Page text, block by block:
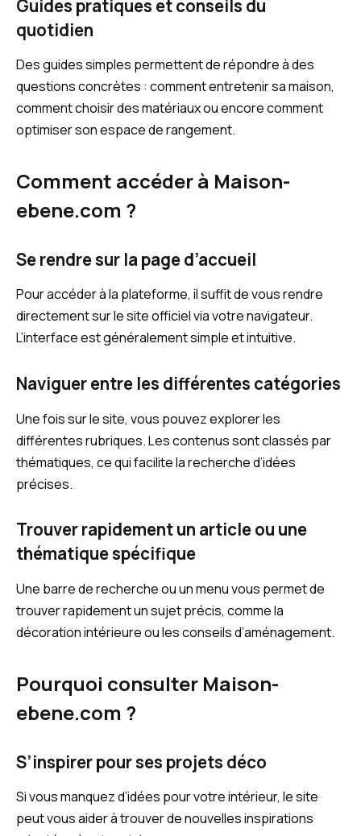
Guides pratiques et conseils du
quotidien
Des guides simples permettent de répondre à des
questions concrètes : comment entretenir sa maison,
comment choisir des matériaux ou encore comment
optimiser son espace de rangement.
Comment accéder à Maison-
ebene.com ?
Se rendre sur la page d’accueil
Pour accéder à la plateforme, il suffit de vous rendre
directement sur le site officiel via votre navigateur.
L’interface est généralement simple et intuitive.
Naviguer entre les différentes catégories
Une fois sur le site, vous pouvez explorer les
différentes rubriques. Les contenus sont classés par
thématiques, ce qui facilite la recherche d’idées
précises.
Trouver rapidement un article ou une
thématique spécifique
Une barre de recherche ou un menu vous permet de
trouver rapidement un sujet précis, comme la
décoration intérieure ou les conseils d’aménagement.
Pourquoi consulter Maison-
ebene.com ?
S’inspirer pour ses projets déco
Si vous manquez d’idées pour votre intérieur, le site
peut vous aider à trouver de nouvelles inspirations